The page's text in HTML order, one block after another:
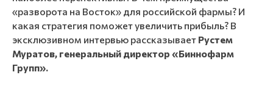
«разворота на Восток» для российской фармы? И
какая стратегия поможет увеличить прибыль? В
эксклюзивном интервью рассказывает Рустем
Муратов, генеральный директор «Биннофарм
Групп».